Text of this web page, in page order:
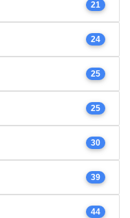
21
24
25
25
30
39
44